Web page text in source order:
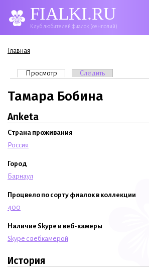
FIALKI.RU
Клуб любителей фиалок (сенполий)
Вы здесь
Главная
Главные вкладки
Просмотр (активная вкладка)
Следить
Тамара Бобина
Anketa
Страна проживания
Россия
Город
Барнаул
Процвело по сорту фиалок в коллекции
400
Наличие Skype и веб-камеры
Skype с вебкамерой
История